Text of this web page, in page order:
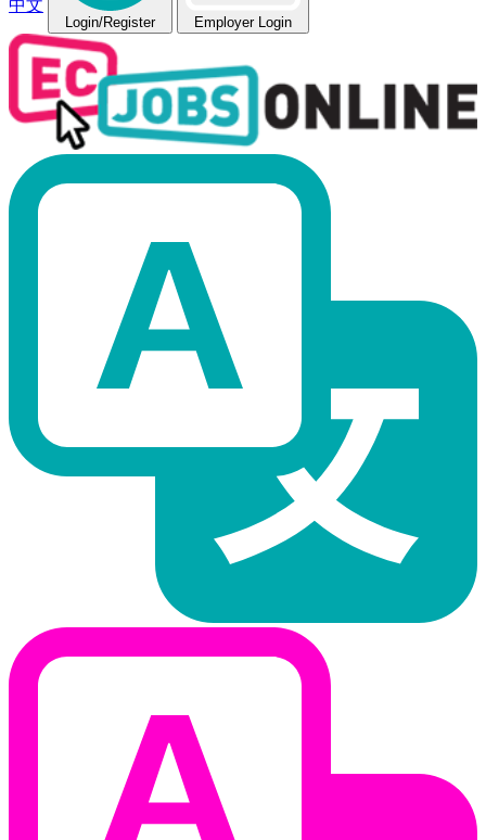
中文
Login/Register Employer Login